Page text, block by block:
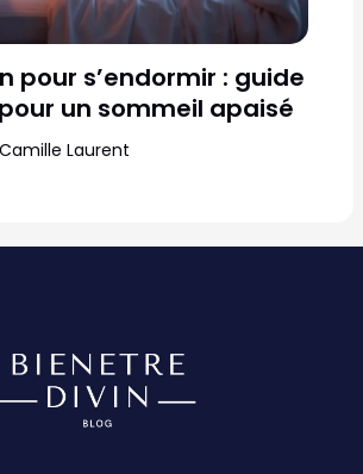
pour s’endormir : guide
un sommeil apaisé
Camille Laurent